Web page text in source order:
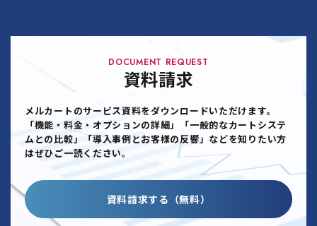
DOCUMENT REQUEST
資料請求
メルカートのサービス資料をダウンロードいただけます。
「機能・料金・オプションの詳細」「一般的なカートシステ
ムとの比較」「導入事例とお客様の反響」などを知りたい方
はぜひご一読ください。
資料請求する（無料）